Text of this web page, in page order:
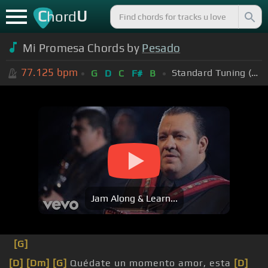
ChordU
Mi Promesa Chords by Pesado
77.125 bpm G D C F# B Standard Tuning (EADGBE)
Jam Along & Learn...
[G]
[D] [Dm] [G] Quédate un momento amor, esta [D]